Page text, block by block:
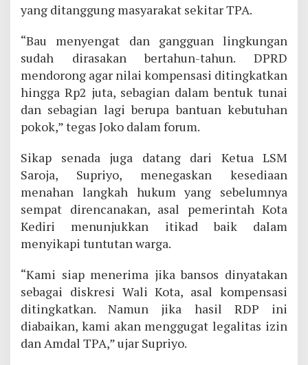
yang ditanggung masyarakat sekitar TPA.
“Bau menyengat dan gangguan lingkungan
sudah dirasakan bertahun-tahun. DPRD
mendorong agar nilai kompensasi ditingkatkan
hingga Rp2 juta, sebagian dalam bentuk tunai
dan sebagian lagi berupa bantuan kebutuhan
pokok,” tegas Joko dalam forum.
Sikap senada juga datang dari Ketua LSM
Saroja, Supriyo, menegaskan kesediaan
menahan langkah hukum yang sebelumnya
sempat direncanakan, asal pemerintah Kota
Kediri menunjukkan itikad baik dalam
menyikapi tuntutan warga.
“Kami siap menerima jika bansos dinyatakan
sebagai diskresi Wali Kota, asal kompensasi
ditingkatkan. Namun jika hasil RDP ini
diabaikan, kami akan menggugat legalitas izin
dan Amdal TPA,” ujar Supriyo.